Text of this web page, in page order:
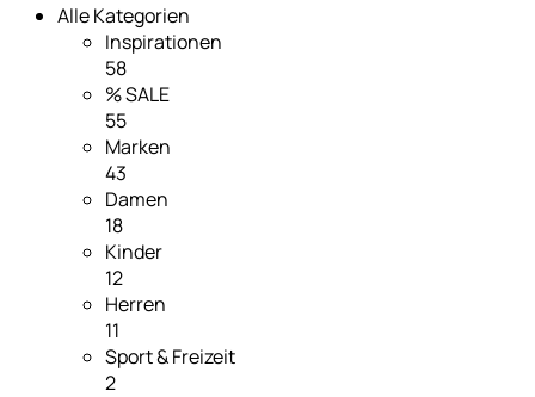
Alle Kategorien
Inspirationen
58
% SALE
55
Marken
43
Damen
18
Kinder
12
Herren
11
Sport & Freizeit
2